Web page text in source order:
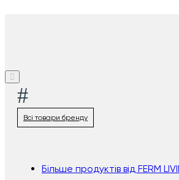
#
Всі товари бренду
Більше продуктів від FERM